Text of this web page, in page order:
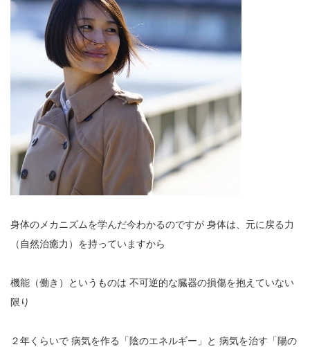
身体のメカニズムを学んだ今わかるのですが 身体は、元に戻る力
（自然治癒力）を持っていますから
機能（働き）というものは 不可逆的な臓器の損傷を抱えていない
限り
２年くらいで 病気を作る「陰のエネルギー」と 病気を治す「陽の